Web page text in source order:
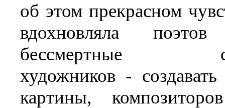
об этом прекрасном
вдохновляла поэтов
бессмертные
художников -
картины,